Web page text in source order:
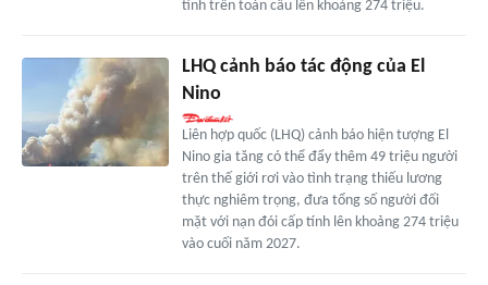
tính trên toàn cầu lên khoảng 274 triệu.
LHQ cảnh báo tác động của El
Nino
Liên hợp quốc (LHQ) cảnh báo hiện tượng El
Nino gia tăng có thể đẩy thêm 49 triệu người
trên thế giới rơi vào tình trạng thiếu lương
thực nghiêm trọng, đưa tổng số người đối
mặt với nạn đói cấp tính lên khoảng 274 triệu
vào cuối năm 2027.